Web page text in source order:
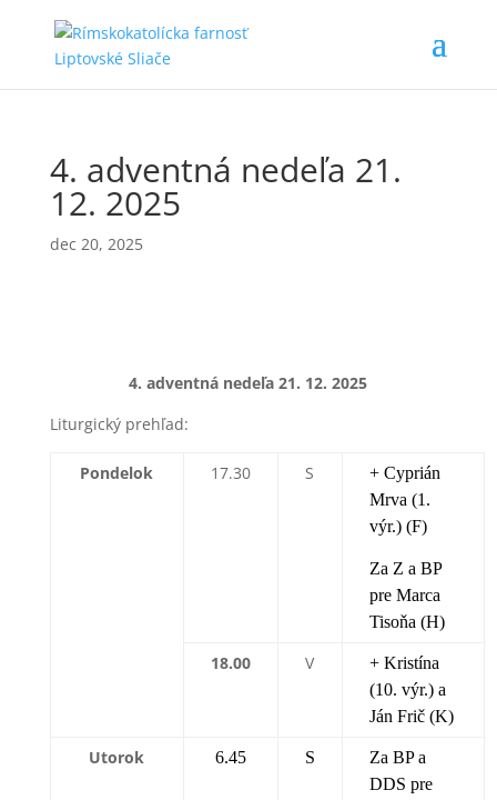
4. adventná nedeľa 21.
12. 2025
dec 20, 2025
4. adventná nedeľa 21. 12. 2025
Liturgický prehľad:
Pondelok 17.30 S
+ Cyprián
Mrva (1.
výr.) (F)
Za Z a BP
pre Marca
Tisoňa (H)
18.00 V
+ Kristína
(10. výr.) a
Ján Frič (K)
Utorok 6.45 S
Za BP a
DDS pre